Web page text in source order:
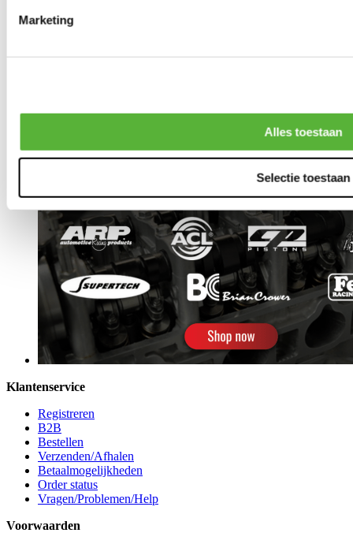
Marketing
Alles toestaan
Selectie toestaan
Klantenservice
Registreren
B2B
Bestellen
Verzenden/Afhalen
Betaalmogelijkheden
Order status
Vragen/Problemen/Help
Voorwaarden